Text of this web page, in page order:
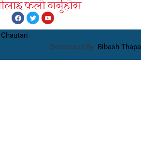
फलाे गर्नुहाेस
Developed By: Bibash Thapa